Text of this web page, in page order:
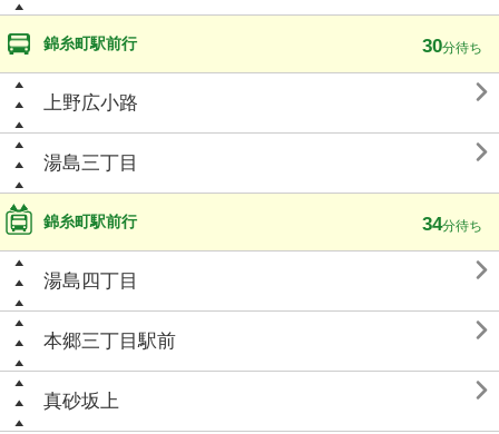
錦糸町駅前行 30分待ち
上野広小路 
湯島三丁目 
錦糸町駅前行 34分待ち
湯島四丁目 
本郷三丁目駅前 
真砂坂上 